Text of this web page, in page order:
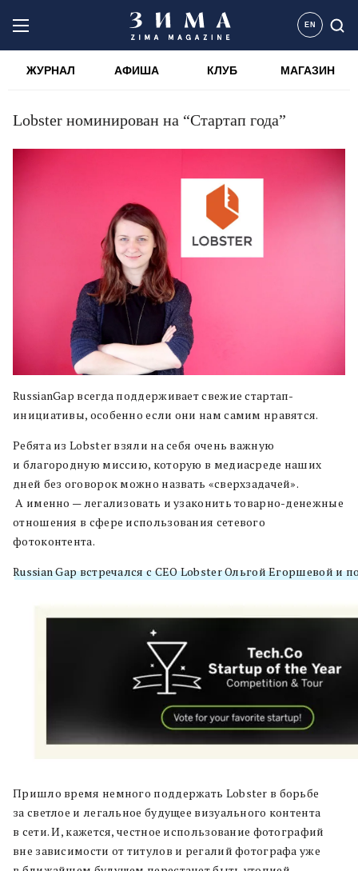
EN
ЖУРНАЛ АФИША КЛУБ МАГАЗИН
Lobster номинирован на “Стартап года”
RussianGap всегда поддерживает свежие стартап-
инициативы, особенно если они нам самим нравятся.
Ребята из Lobster взяли на себя очень важную
и благородную миссию, которую в медиасреде наших
дней без оговорок можно назвать «сверхзадачей».
А именно — легализовать и узаконить товарно-денежные
отношения в сфере использования сетевого
фотоконтента.
Russian Gap встречался с CEO Lobster Ольгой Егоршевой и
Пришло время немного поддержать Lobster в борьбе
за светлое и легальное будущее визуального контента
в сети. И, кажется, честное использование фотографий
вне зависимости от титулов и регалий фотографа уже